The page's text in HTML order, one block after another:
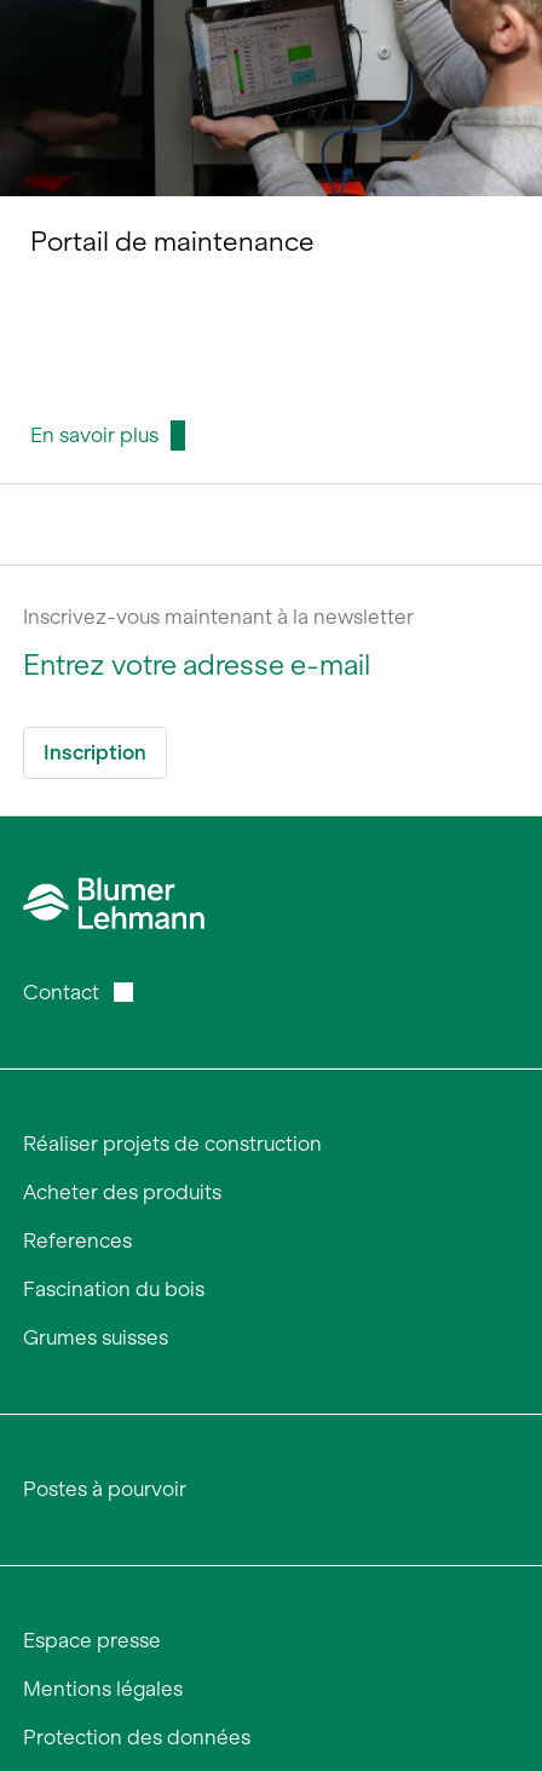
Portail de maintenance
En savoir plus
Inscrivez-vous maintenant à la newsletter
Contact
Réaliser projets de construction
Acheter des produits
References
Fascination du bois
Grumes suisses
Postes à pourvoir
Espace presse
Mentions légales
Protection des données